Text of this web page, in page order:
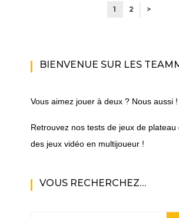
1 2 >
BIENVENUE SUR LES
Vous aimez jouer à deux ? Nous aussi !
Retrouvez nos tests de jeux de plateau
des jeux vidéo en multijoueur !
VOUS RECHERCHEZ…